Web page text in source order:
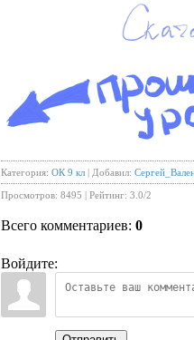
Категория: ОК 9 кл | Добавил:
Просмотров: 8495 | Рейтинг: 3.0/2
Всего комментариев: 0
Войдите: